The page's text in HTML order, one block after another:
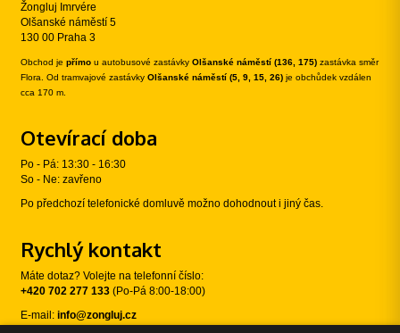
Žongluj Imrvére
Olšanské náměstí 5
130 00 Praha 3
Obchod je přímo u autobusové zastávky Olšanské náměstí (136, 175) zastávka směr
Flora. Od tramvajové zastávky Olšanské náměstí (5, 9, 15, 26) je obchůdek vzdálen
cca 170 m.
Otevírací doba
Po - Pá: 13:30 - 16:30
So - Ne: zavřeno
Po předchozí telefonické domluvě možno dohodnout i jiný čas.
Rychlý kontakt
Máte dotaz? Volejte na telefonní číslo:
+420 702 277 133 (Po-Pá 8:00-18:00)
E-mail: info@zongluj.cz